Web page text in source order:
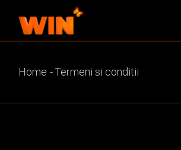
content
Home Termeni si conditii